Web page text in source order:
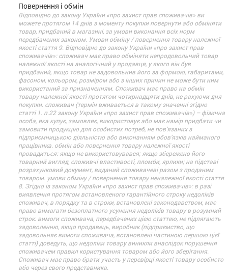
Повернення і обмін
Відповідно до закону України «про захист прав споживачів» ви
можете протягом 14 днів з моменту покупки повернути або обміняти
товар, придбаний в магазині, за умови виконання всіх норм
передбачених законом. Умови обміну / повернення товару належної
якості стаття 9. Відповідно до закону України «про захист прав
споживачів»: споживач має право обміняти непродовольчий товар
належної якості на аналогічний у продавця, у якого він був
придбаний, якщо товар не задовольнив його за формою, габаритами,
фасоном, кольором, розміром або з інших причин не може бути ним
використаний за призначенням. Споживач має право на обмін
товару належної якості протягом чотирнадцяти днів, не рахуючи дня
покупки. споживач (термін вживається в такому значенні згідно
статті 1. п.22 закону України «про захист прав споживачів») – фізична
особа, яка купує, замовляє, використовує або має намір придбати чи
замовити продукцію для особистих потреб, не пов’язаних з
підприємницькою діяльністю або виконанням обов’язків найманого
працівника. обмін або повернення товару належної якості
провадиться: якщо не використовувався; якщо збережено його
товарний вигляд, споживчі властивості, пломби, ярлики; на підставі
розрахунковий документ, виданий споживачеві разом з проданим
товаром. умови обміну / повернення товару неналежної якості стаття
8. Згідно із законом України «про захист прав споживачів»: в разі
виявлення протягом встановленого гарантійного строку недоліків
споживач, в порядку та в строки, встановлені законодавством, має
право вимагати безоплатного усунення недоліків товару в розумний
строк. вимоги споживача, передбачених цією статтею, не підлягають
задоволенню, якщо продавець, виробник (підприємство, що
задовольняє вимоги споживача, встановлені частиною першою цієї
статті) доведуть, що недоліки товару виникли внаслідок порушення
споживачем правил користування товаром або його зберігання.
Споживач має право брати участь у перевірці якості товару особисто
або через свого представника.